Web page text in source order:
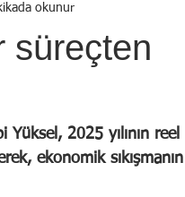
Avni İŞBAKAN
süreçten
okunur
2025 yılının reel
ekonomik sıkışmanın